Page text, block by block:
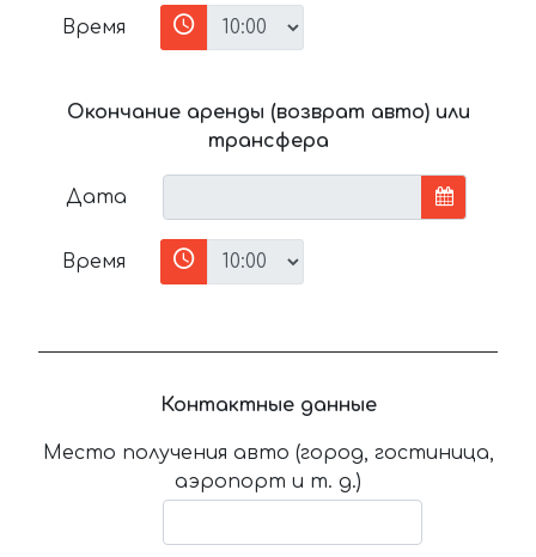
Время
Окончание аренды (возврат авто) или
трансфера
Дата
Время
Контактные данные
Место получения авто (город, гостиница,
аэропорт и т. д.)